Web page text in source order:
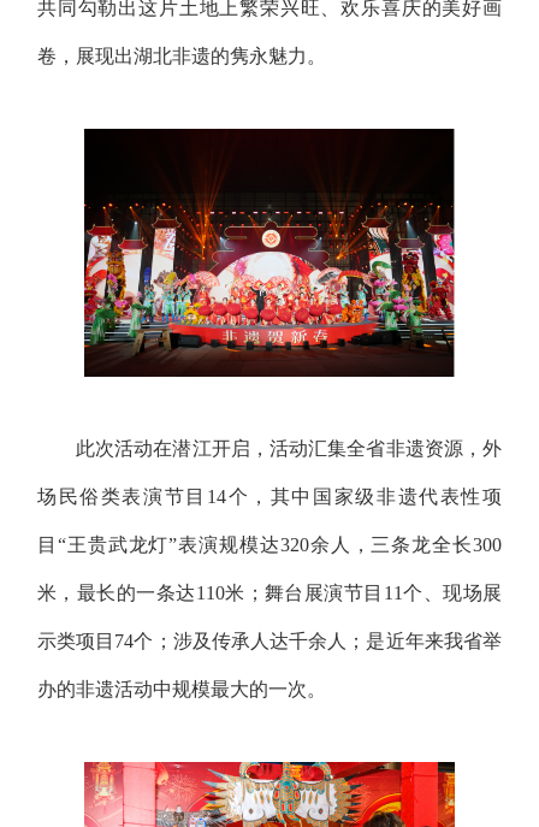
共同勾勒出这片土地上繁荣兴旺、欢乐喜庆的美好画
卷，展现出湖北非遗的隽永魅力。
此次活动在潜江开启，活动汇集全省非遗资源，外
场民俗类表演节目14个，其中国家级非遗代表性项
目“王贵武龙灯”表演规模达320余人，三条龙全长300
米，最长的一条达110米；舞台展演节目11个、现场展
示类项目74个；涉及传承人达千余人；是近年来我省举
办的非遗活动中规模最大的一次。